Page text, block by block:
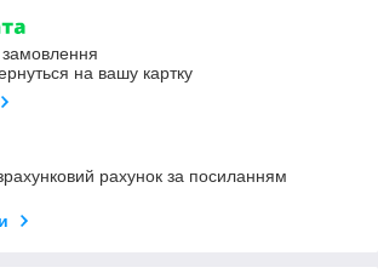
на вашу картку
рахунок за посиланням